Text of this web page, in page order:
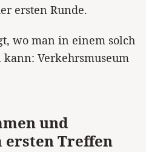
ersten Runde.
wo man in einem solch
kann: Verkehrsmuseum
und
ersten Treffen